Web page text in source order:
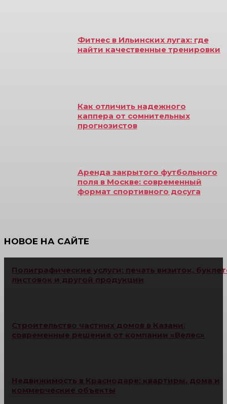
Фитнес в Ильинских лугах: где
найти качественные тренировки
Как отличить надежного
каппера от сомнительных
прогнозистов
Аренда закрытого футбольного
поля в Москве: современный
формат спортивного досуга
НОВОЕ НА САЙТЕ
Полиграфические услуги: печать визиток,
листовок и другой продукции
Строительство частных домов в Казани:
современные решения от компании «Велес»
Недвижимость в Краснодаре: квартиры, дома и
коммерческие объекты